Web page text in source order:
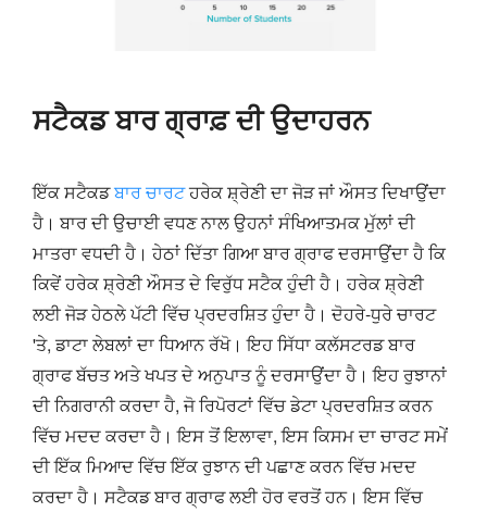
ਸਟੈਕਡ ਬਾਰ ਗ੍ਰਾਫ਼ ਦੀ ਉਦਾਹਰਨ
ਇੱਕ ਸਟੈਕਡਬਾਰ ਚਾਰਟਹਰੇਕ ਸ਼੍ਰੇਣੀ ਦਾ ਜੋੜ ਜਾਂ ਔਸਤ ਦਿਖਾਉਂਦਾ
ਹੈ। ਬਾਰ ਦੀ ਉਚਾਈ ਵਧਣ ਨਾਲ ਉਹਨਾਂ ਸੰਖਿਆਤਮਕ ਮੁੱਲਾਂ ਦੀ
ਮਾਤਰਾ ਵਧਦੀ ਹੈ। ਹੇਠਾਂ ਦਿੱਤਾ ਗਿਆ ਬਾਰ ਗ੍ਰਾਫ ਦਰਸਾਉਂਦਾ ਹੈ ਕਿ
ਕਿਵੇਂ ਹਰੇਕ ਸ਼੍ਰੇਣੀ ਔਸਤ ਦੇ ਵਿਰੁੱਧ ਸਟੈਕ ਹੁੰਦੀ ਹੈ। ਹਰੇਕ ਸ਼੍ਰੇਣੀ
ਲਈ ਜੋੜ ਹੇਠਲੇ ਪੱਟੀ ਵਿੱਚ ਪ੍ਰਦਰਸ਼ਿਤ ਹੁੰਦਾ ਹੈ। ਦੋਹਰੇ-ਧੁਰੇ ਚਾਰਟ
'ਤੇ, ਡਾਟਾ ਲੇਬਲਾਂ ਦਾ ਧਿਆਨ ਰੱਖੋ। ਇਹ ਸਿੱਧਾ ਕਲੱਸਟਰਡ ਬਾਰ
ਗ੍ਰਾਫ ਬੱਚਤ ਅਤੇ ਖਪਤ ਦੇ ਅਨੁਪਾਤ ਨੂੰ ਦਰਸਾਉਂਦਾ ਹੈ। ਇਹ ਰੁਝਾਨਾਂ
ਦੀ ਨਿਗਰਾਨੀ ਕਰਦਾ ਹੈ, ਜੋ ਰਿਪੋਰਟਾਂ ਵਿੱਚ ਡੇਟਾ ਪ੍ਰਦਰਸ਼ਿਤ ਕਰਨ
ਵਿੱਚ ਮਦਦ ਕਰਦਾ ਹੈ। ਇਸ ਤੋਂ ਇਲਾਵਾ, ਇਸ ਕਿਸਮ ਦਾ ਚਾਰਟ ਸਮੇਂ
ਦੀ ਇੱਕ ਮਿਆਦ ਵਿੱਚ ਇੱਕ ਰੁਝਾਨ ਦੀ ਪਛਾਣ ਕਰਨ ਵਿੱਚ ਮਦਦ
ਕਰਦਾ ਹੈ। ਸਟੈਕਡ ਬਾਰ ਗ੍ਰਾਫ ਲਈ ਹੋਰ ਵਰਤੋਂ ਹਨ। ਇਸ ਵਿੱਚ